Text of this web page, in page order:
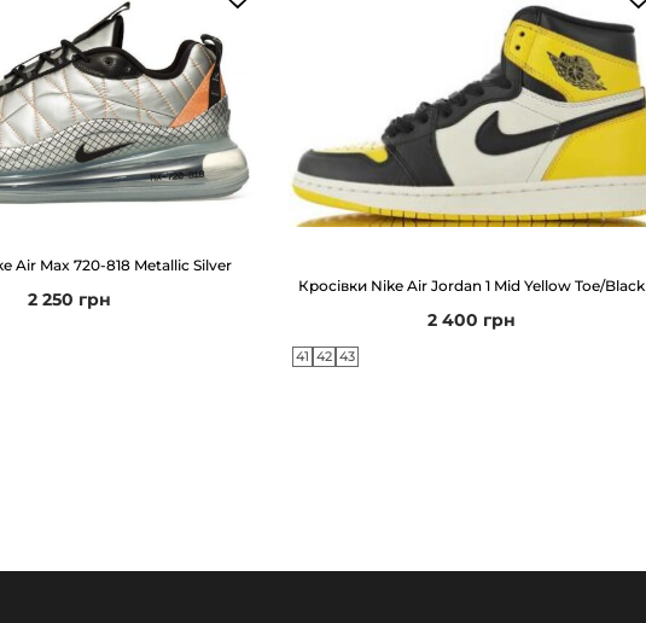
R
t
к
Air Max 720-818 Metallic Silver
2 250 грн
Кросівки Nike Air Jordan 1 Mid Yellow Toe/Black
2 400 грн
41 42 43